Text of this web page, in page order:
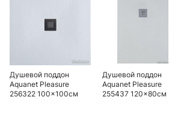
Душевой поддон
Aquanet Pleasure
256322 100x100см
Душевой поддон
Aquanet Pleasure
255437 120x80см